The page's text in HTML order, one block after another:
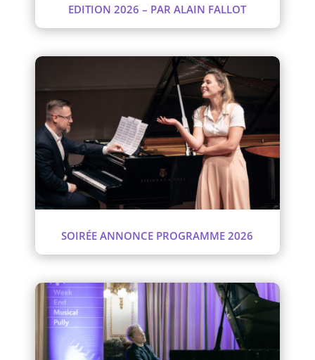
EDITION 2026 – PAR ALAIN FALLOT
SOIRÉE ANNONCE PROGRAMME 2026